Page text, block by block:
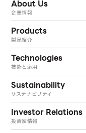
About Us
企業情報
Products
製品紹介
Technologies
技術と応用
Sustainability
サステナビリティ
Investor Relations
投資家情報